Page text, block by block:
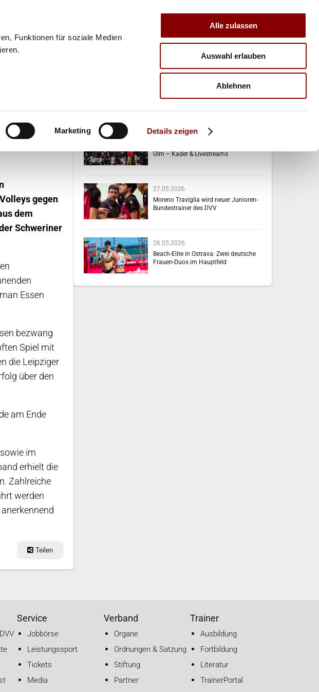
Funktionen für soziale Medien
Marketing Details zeigen
Alle zulassen
Auswahl erlauben
Ablehnen
VERBAND TRAINER
gegen
dem
Schweriner
Essen
bezwang
Spiel mit
die Leipziger
über den
am Ende
im
erhielt die
Zahlreiche
werden
Teilen
28.05.2026
Ulm – Kader & Livestreams
27.05.2026
Moreno Traviglia wird neuer Junioren-
Bundestrainer des DVV
26.05.2026
Beach-Elite in Ostrava: Zwei deutsche
Frauen-Duos im Hauptfeld
Service
Jobbörse
Leistungssport
Tickets
Media
Verband
Organe
Ordnungen & Satzung
Stiftung
Partner
Trainer
Ausbildung
Fortbildung
Literatur
TrainerPortal